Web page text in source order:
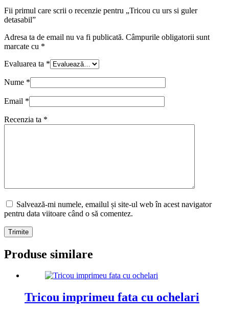
Fii primul care scrii o recenzie pentru „Tricou cu urs si guler
detasabil”
Adresa ta de email nu va fi publicată. Câmpurile obligatorii sunt
marcate cu *
Evaluarea ta *
Nume *
Email *
Recenzia ta *
Salvează-mi numele, emailul și site-ul web în acest navigator
pentru data viitoare când o să comentez.
Trimite
Produse similare
Tricou imprimeu fata cu ochelari